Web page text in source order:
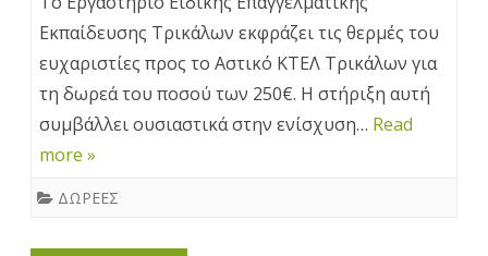
ΑΣΤΙΚΟΥ
ΚΤΕΛ
ΤΡΙΚΑΛΩΝ
Εκπαίδευσης Τρικάλων εκφράζει τις θερμές του
ευχαριστίες προς το Αστικό ΚΤΕΛ Τρικάλων για
τη δωρεά του ποσού των 250€. Η στήριξη αυτή
συμβάλλει ουσιαστικά στην ενίσχυση… Read
more »
ΔΩΡΕΕΣ